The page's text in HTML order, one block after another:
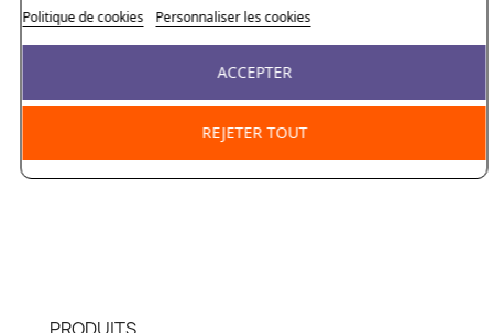
Coming Soon
Politique de cookies Personnaliser les cookies
REJETER TOUT
ACCEPTER